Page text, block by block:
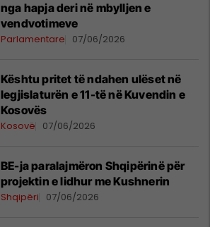
nga hapja deri në mbylljen e
vendvotimeve
Parlamentare 07/06/2026
Kështu pritet të ndahen ulëset në
legjislaturën e 11-të në Kuvendin e
Kosovës
Kosovë 07/06/2026
BE-ja paralajmëron Shqipërinë për
projektin e lidhur me Kushnerin
Shqipëri 07/06/2026